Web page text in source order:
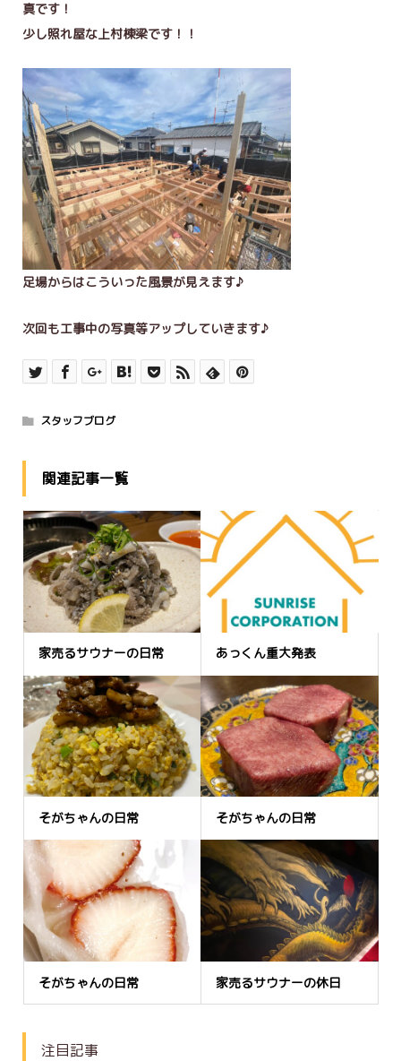
真です！
少し照れ屋な上村棟梁です！！
足場からはこういった風景が見えます♪
次回も工事中の写真等アップしていきます♪
スタッフブログ
関連記事一覧
家売るサウナーの日常 あっくん重大発表
そがちゃんの日常 そがちゃんの日常
そがちゃんの日常 家売るサウナーの休日
注目記事